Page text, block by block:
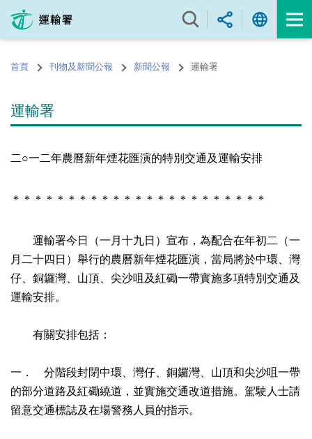
內
的首頁 刊物及新聞公報 新聞公報 運輸署
運輸署
二○一二年農曆新年煙花匯演的特別交通及運輸安排
＊＊＊＊＊＊＊＊＊＊＊＊＊＊＊＊＊＊＊＊＊＊＊
運輸署今日（一月十九日）宣布，為配合在年初二（一
月二十四日）舉行的農曆新年煙花匯演，當局將於中環、灣
仔、銅鑼灣、山頂、尖沙咀及紅磡一帶實施多項特別交通及
運輸安排。
有關安排包括：
一． 分階段封閉中環、灣仔、銅鑼灣、山頂和尖沙咀一帶
的部分道路及紅磡繞道，並實施交通改道措施。駕駛人士請
留意交通標誌及在場警務人員的指示。